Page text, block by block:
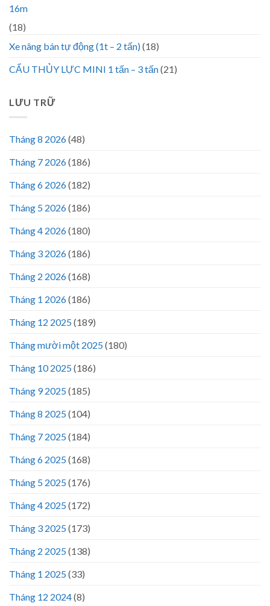
16m
(18)
Xe nâng bán tự động (1t – 2 tấn)(18)
CẨU THỦY LỰC MINI 1 tấn – 3 tấn(21)
LƯU TRỮ
Tháng 8 2026(48)
Tháng 7 2026(186)
Tháng 6 2026(182)
Tháng 5 2026(186)
Tháng 4 2026(180)
Tháng 3 2026(186)
Tháng 2 2026(168)
Tháng 1 2026(186)
Tháng 12 2025(189)
Tháng mười một 2025(180)
Tháng 10 2025(186)
Tháng 9 2025(185)
Tháng 8 2025(104)
Tháng 7 2025(184)
Tháng 6 2025(168)
Tháng 5 2025(176)
Tháng 4 2025(172)
Tháng 3 2025(173)
Tháng 2 2025(138)
Tháng 1 2025(33)
Tháng 12 2024(8)